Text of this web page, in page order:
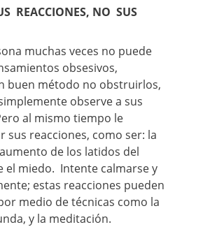
REACCIONES, NO SUS
muchas veces no puede
obsesivos,
buen método no obstruirlos,
observe a sus
al mismo tiempo le
sus reacciones, como ser: la
de los latidos del
el miedo. Intente calmarse y
estas reacciones pueden
medio de técnicas como la
y la meditación.